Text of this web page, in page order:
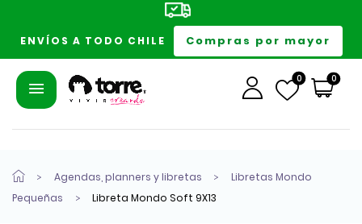
ENVÍOS A TODO CHILE Compras por mayor
0 0
Agendas, planners y libretas
Libretas Mondo
Pequeñas
Libreta Mondo Soft 9X13